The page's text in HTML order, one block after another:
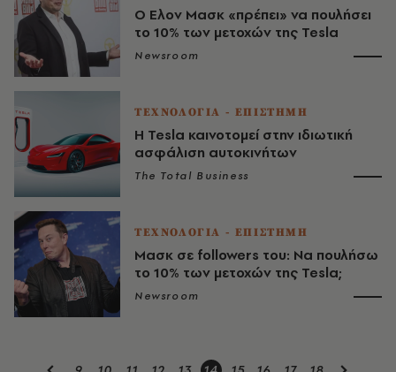
Ο Ελον Μασκ «πρέπει» να πουλήσει
το 10% των μετοχών της Tesla
Newsroom
ΤΕΧΝΟΛΟΓΙΑ - ΕΠΙΣΤΗΜΗ
Η Tesla καινοτομεί στην ιδιωτική
ασφάλιση αυτοκινήτων
The Total Business
ΤΕΧΝΟΛΟΓΙΑ - ΕΠΙΣΤΗΜΗ
Μασκ σε followers του: Να πουλήσω
το 10% των μετοχών της Tesla;
Newsroom